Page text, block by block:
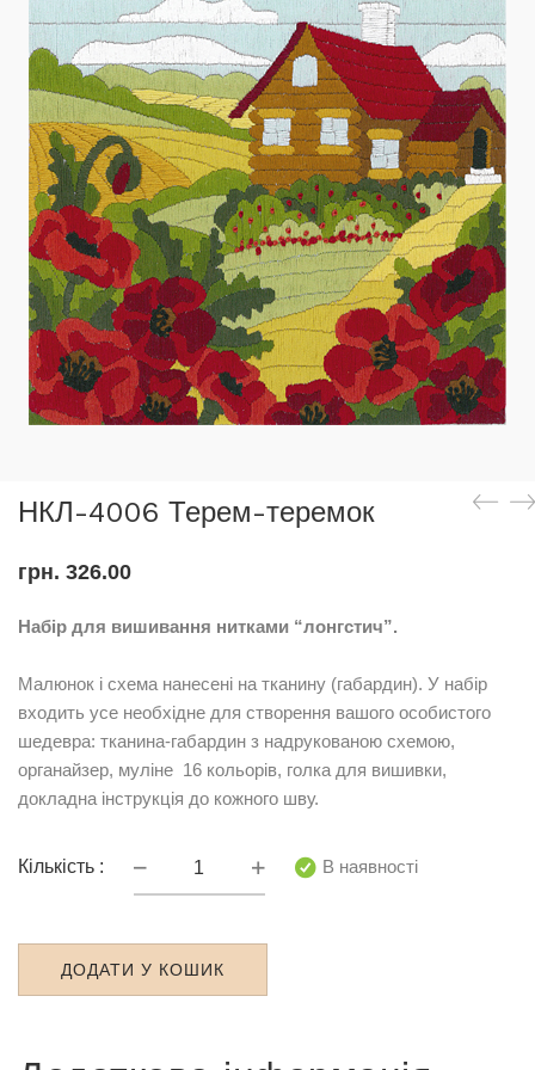
НКЛ-4006 Терем-теремок
грн. 326.00
Набір для вишивання нитками “лонгстич”.
Малюнок і схема нанесені на тканину (габардин). У набір
входить усе необхідне для створення вашого особистого
шедевра: тканина-габардин з надрукованою схемою,
органайзер, муліне 16 кольорів, голка для вишивки,
докладна інструкція до кожного шву.
Кількість :
НКЛ-4006
Терем-
кількість
В наявності
ДОДАТИ У КОШИК